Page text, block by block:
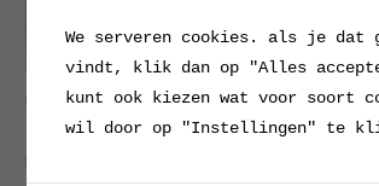
Deense ladekast,
teakfineer, Hanbjerg
Elegante
ladekast,
We serveren cookies. als je dat
vindt, klik dan op "Alles
kunt ook kiezen wat voor soort
wil door op "Instellingen" te